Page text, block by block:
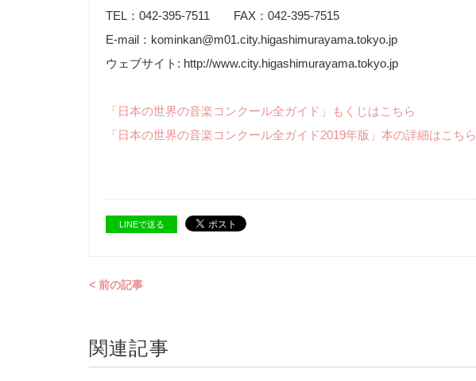
TEL：042-395-7511 FAX：042-395-7515
E-mail：kominkan@m01.city.higashimurayama.tokyo.jp
ウェブサイト: http://www.city.higashimurayama.tokyo.jp
「日本の世界の音楽コンクール全ガイド」もくじはこちら
「日本の世界の音楽コンクール全ガイド2019年版」本の詳細はこちら
LINEで送る
< 前の記事
関連記事